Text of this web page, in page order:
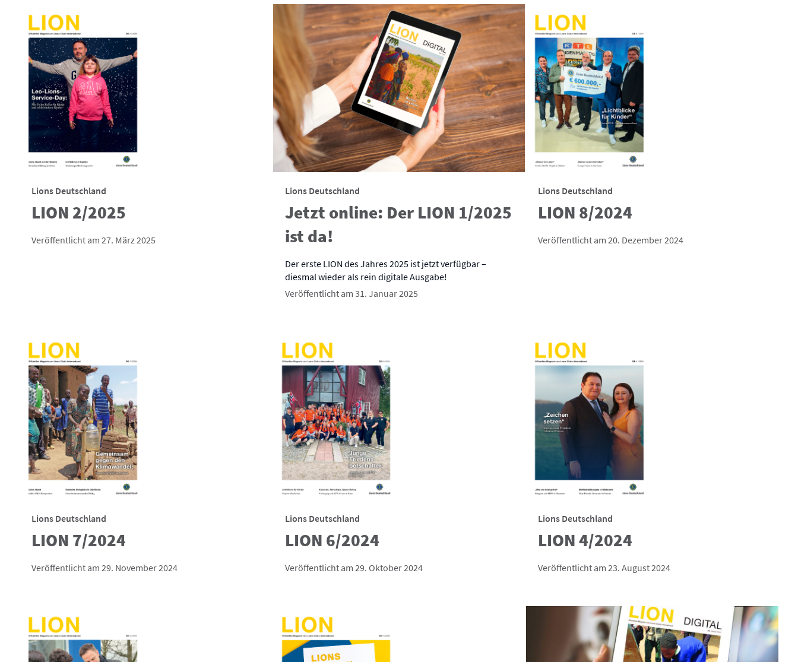
Lions Deutschland
LION 2/2025
Veröffentlicht am 27. März 2025
Lions Deutschland
Jetzt online: Der LION 1/2025
ist da!
Der erste LION des Jahres 2025 ist jetzt verfügbar –
diesmal wieder als rein digitale Ausgabe!
Veröffentlicht am 31. Januar 2025
Lions Deutschland
LION 8/2024
Veröffentlicht am 20. Dezember 2024
Lions Deutschland
LION 7/2024
Veröffentlicht am 29. November 2024
Lions Deutschland
LION 6/2024
Veröffentlicht am 29. Oktober 2024
Lions Deutschland
LION 4/2024
Veröffentlicht am 23. August 2024